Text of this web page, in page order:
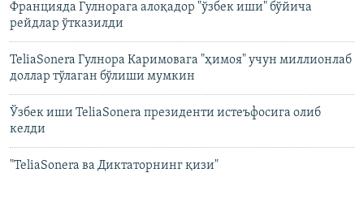
Францияда Гулнорага алоқадор "ўзбек иши" бўйича
рейдлар ўтказилди
TeliaSonera Гулнора Каримовага "ҳимоя" учун миллионлаб
доллар тўлаган бўлиши мумкин
Ўзбек иши TeliaSonera президенти истеъфосига олиб
келди
"TeliaSonera ва Диктаторнинг қизи"